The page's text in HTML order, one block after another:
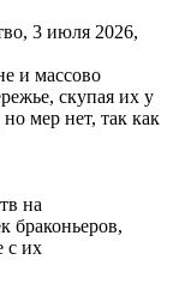
, 3 июля 2026,
и массово
скупая их у
мер нет, так как
на
браконьеров,
с их